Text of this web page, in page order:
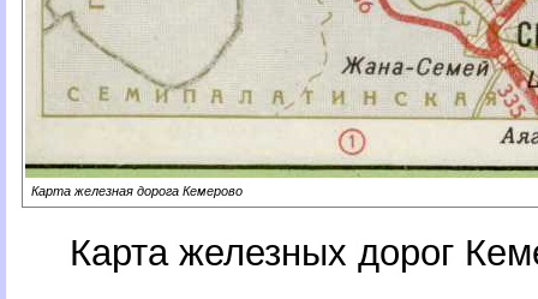
Карта железная дорога Кемерово
Карта железных дорог